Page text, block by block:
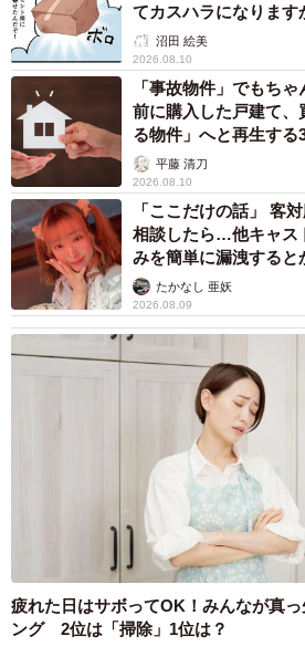
てカスハラになりま
沼田 絵美
2026.08.10
「事故物件」でもち
前に購入した戸建て
る物件」へと再生す
が解説平藤 清刀
2026.08.10
「ここだけの話」 客
相談したら…他キャストに筒
みを簡単に漏洩すると
ャストに取材】
たかなし 亜妖
2026.08.09
疲れた日はサボってOK！みんなが真
ング 2位は「掃除」1位は？